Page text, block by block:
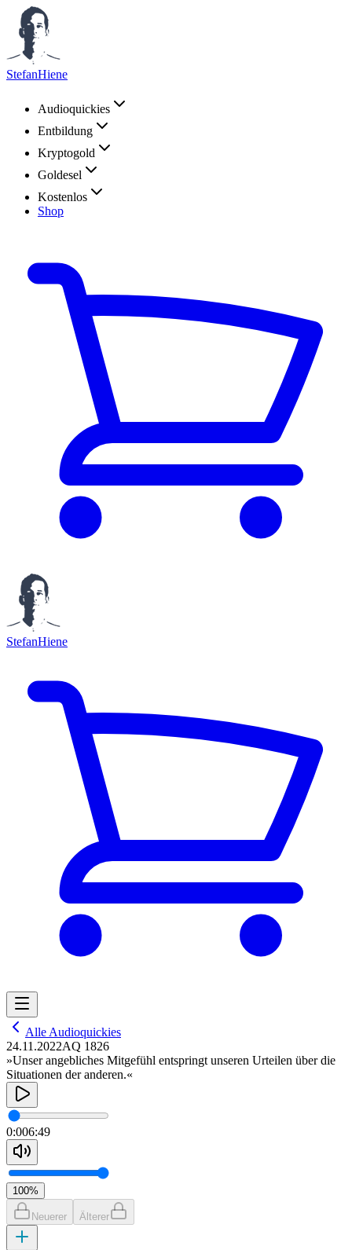
StefanHiene
Audioquickies
Entbildung
Kryptogold
Goldesel
Kostenlos
Shop
StefanHiene
Alle Audioquickies
24.11.2022AQ 1826
»Unser angebliches Mitgefühl entspringt unseren Urteilen über die
Situationen der anderen.«
0:006:49
100%
Neuerer Älterer